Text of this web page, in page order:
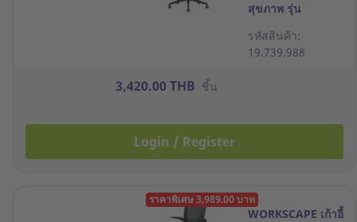
สุขภาพ รุ่น
M สีดำ
รหัสสินค้า:
19.739.988
3,420.00 THB ชิ้น
Login / Register
ราคาพิเศษ 3,989.00 บาท
WORKSCAPE เก้าอี้